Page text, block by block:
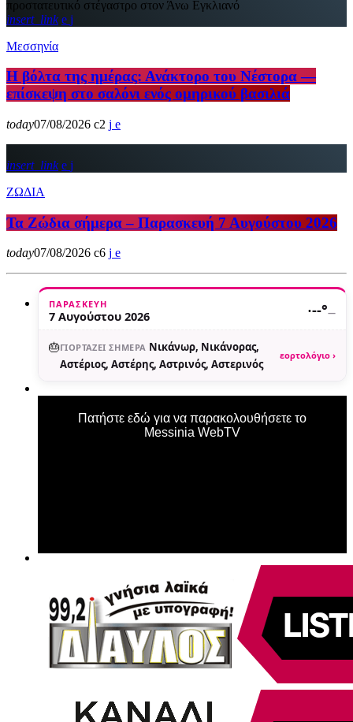
insert_link
Μεσσηνία
Η βόλτα της ημέρας: Ανάκτορο του Νέστορα —
επίσκεψη στο σαλόνι ενός ομηρικού βασιλιά
today07/08/2026 2
insert_link
ΖΩΔΙΑ
Τα Ζώδια σήμερα – Παρασκευή 7 Αυγούστου 2026
today07/08/2026 6
ΠΑΡΑΣΚΕΥΉ
7 Αυγούστου 2026 ·--°—
🎂ΓΙΟΡΤΆΖΕΙ ΣΉΜΕΡΑ Νικάνωρ, Νικάνορας,
Αστέριος, Αστέρης, Αστρινός, Αστερινός
εορτολόγιο ›
Πατήστε εδώ για να παρακολουθήσετε το
Messinia WebTV